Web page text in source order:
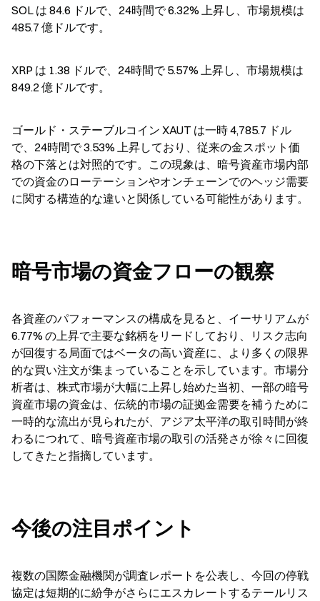
SOL は 84.6 ドルで、24時間で 6.32% 上昇し、市場規模は
485.7 億ドルです。
XRP は 1.38 ドルで、24時間で 5.57% 上昇し、市場規模は
849.2 億ドルです。
ゴールド・ステーブルコイン XAUT は一時 4,785.7 ドル
で、24時間で 3.53% 上昇しており、従来の金スポット価
格の下落とは対照的です。この現象は、暗号資産市場内部
での資金のローテーションやオンチェーンでのヘッジ需要
に関する構造的な違いと関係している可能性があります。
暗号市場の資金フローの観察
各資産のパフォーマンスの構成を見ると、イーサリアムが
6.77% の上昇で主要な銘柄をリードしており、リスク志向
が回復する局面ではベータの高い資産に、より多くの限界
的な買い注文が集まっていることを示しています。市場分
析者は、株式市場が大幅に上昇し始めた当初、一部の暗号
資産市場の資金は、伝統的市場の証拠金需要を補うために
一時的な流出が見られたが、アジア太平洋の取引時間が終
わるにつれて、暗号資産市場の取引の活発さが徐々に回復
してきたと指摘しています。
今後の注目ポイント
複数の国際金融機関が調査レポートを公表し、今回の停戦
協定は短期的に紛争がさらにエスカレートするテールリス